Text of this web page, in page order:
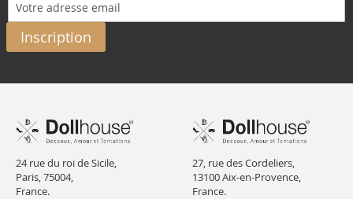
Inscription
24 rue du roi de Sicile,
Paris, 75004,
France.
27, rue des Cordeliers,
13100 Aix-en-Provence,
France.